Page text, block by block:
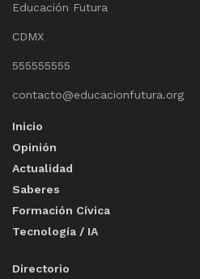
Educación Futura
CDMX
555555555
contacto@educacionfutura.org
Inicio
Opinión
Actualidad
Saberes
Formación Cívica
Tecnología / IA
Directorio